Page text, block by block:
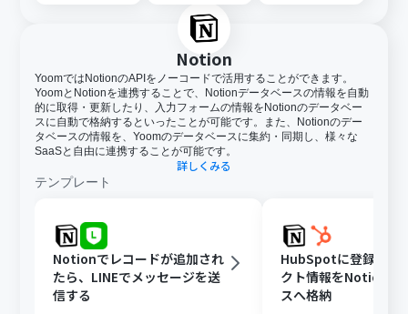
Notion
YoomではNotionのAPIをノーコードで活用することができます。
YoomとNotionを連携することで、Notionデータベースの情報を自動
的に取得・更新したり、入力フォームの情報をNotionのデータベー
スに自動で格納するといったことが可能です。また、Notionのデー
タベースの情報を、Yoomのデータベースに集約・同期し、様々な
SaaSと自由に連携することが可能です。
詳しくみる
テンプレート
Notionでレコードが追加され
たら、LINEでメッセージを送
信する
HubSpotに登録され
クト情報をNotionデ
スへ格納